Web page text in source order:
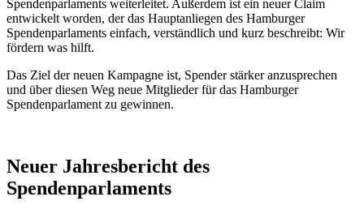
Spendenparlaments weiterleitet. Außerdem ist ein neuer Claim
entwickelt worden, der das Hauptanliegen des Hamburger
Spendenparlaments einfach, verständlich und kurz beschreibt: Wir
fördern was hilft.
Das Ziel der neuen Kampagne ist, Spender stärker anzusprechen
und über diesen Weg neue Mitglieder für das Hamburger
Spendenparlament zu gewinnen.
Neuer Jahresbericht des
Spendenparlaments